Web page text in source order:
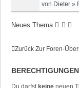
von Dieter »
Neues Thema
Zurück Zur Foren-
Du darfst keine neuen